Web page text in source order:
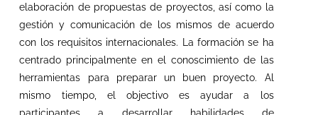
elaboración de propuestas de proyectos, así como la
gestión y comunicación de los mismos de acuerdo
con los requisitos internacionales. La formación se ha
centrado principalmente en el conoscimiento de las
herramientas para preparar un buen proyecto. Al
mismo tiempo, el objectivo es ayudar a los
participantes a desarrollar habilidades de